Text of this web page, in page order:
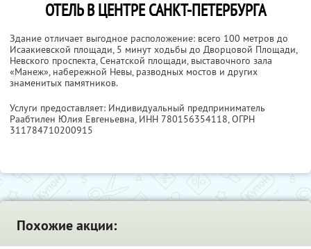
ОТЕЛЬ В ЦЕНТРЕ САНКТ-ПЕТЕРБУРГА
Здание отличает выгодное расположение: всего 100 метров до
Исаакиевской площади, 5 минут ходьбы до Дворцовой Площади,
Невского проспекта, Сенатской площади, выставочного зала
«Манеж», набережной Невы, разводных мостов и других
знаменитых памятников.
Услуги предоставляет: Индивидуальный предприниматель
Раабтилен Юлия Евгеньевна, ИНН 780156354118, ОГРН
311784710200915
Похожие акции: